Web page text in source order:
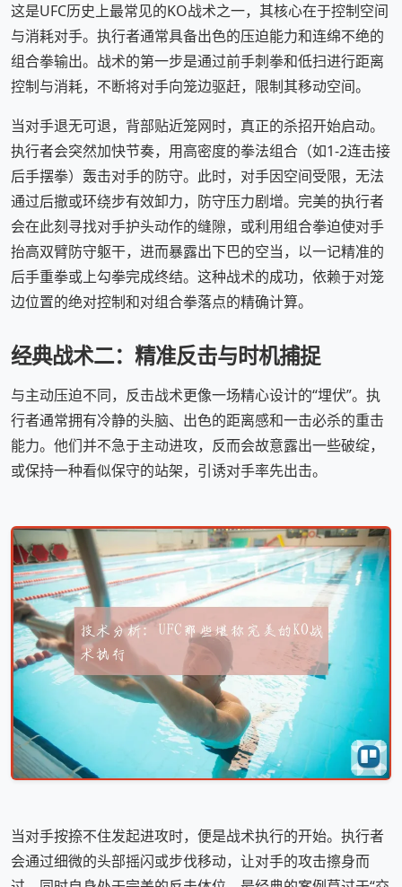
这是UFC历史上最常见的KO战术之一，其核心在于控制空间
与消耗对手。执行者通常具备出色的压迫能力和连绵不绝的
组合拳输出。战术的第一步是通过前手刺拳和低扫进行距离
控制与消耗，不断将对手向笼边驱赶，限制其移动空间。
当对手退无可退，背部贴近笼网时，真正的杀招开始启动。
执行者会突然加快节奏，用高密度的拳法组合（如1-2连击接
后手摆拳）轰击对手的防守。此时，对手因空间受限，无法
通过后撤或环绕步有效卸力，防守压力剧增。完美的执行者
会在此刻寻找对手护头动作的缝隙，或利用组合拳迫使对手
抬高双臂防守躯干，进而暴露出下巴的空当，以一记精准的
后手重拳或上勾拳完成终结。这种战术的成功，依赖于对笼
边位置的绝对控制和对组合拳落点的精确计算。
经典战术二：精准反击与时机捕捉
与主动压迫不同，反击战术更像一场精心设计的“埋伏”。执
行者通常拥有冷静的头脑、出色的距离感和一击必杀的重击
能力。他们并不急于主动进攻，反而会故意露出一些破绽，
或保持一种看似保守的站架，引诱对手率先出击。
当对手按捺不住发起进攻时，便是战术执行的开始。执行者
会通过细微的头部摇闪或步伐移动，让对手的攻击擦身而